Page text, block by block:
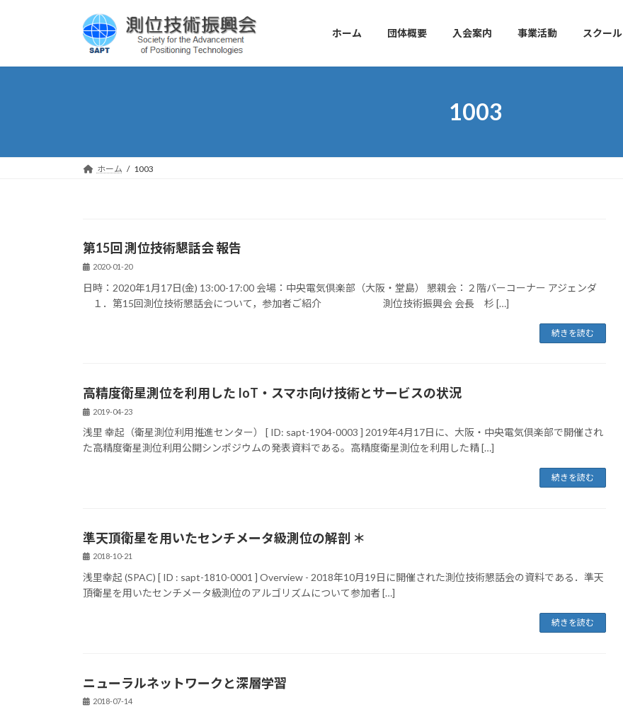
プ
動
ホーム 団体概要 入会案内 事業活動 スクール
1003
ホーム 1003
第15回 測位技術懇話会 報告
2020-01-20
日時：2020年1月17日(金) 13:00-17:00 会場：中央電気倶楽部（大阪・堂島） 懇親会：２階バーコーナー アジェンダ
１．第15回測位技術懇話会について，参加者ご紹介 測位技術振興会 会長 杉 […]
続きを読む
高精度衛星測位を利用した IoT・スマホ向け技術とサービスの状況
2019-04-23
浅里 幸起（衛星測位利用推進センター） [ ID: sapt-1904-0003 ] 2019年4月17日に、大阪・中央電気倶楽部で開催され
た高精度衛星測位利用公開シンポジウムの発表資料である。高精度衛星測位を利用した精 […]
続きを読む
準天頂衛星を用いたセンチメータ級測位の解剖 ＊
2018-10-21
浅里幸起 (SPAC) [ ID : sapt-1810-0001 ] Overview - 2018年10月19日に開催された測位技術懇話会の資料である．準天
頂衛星を用いたセンチメータ級測位のアルゴリズムについて参加者 […]
続きを読む
ニューラルネットワークと深層学習
2018-07-14